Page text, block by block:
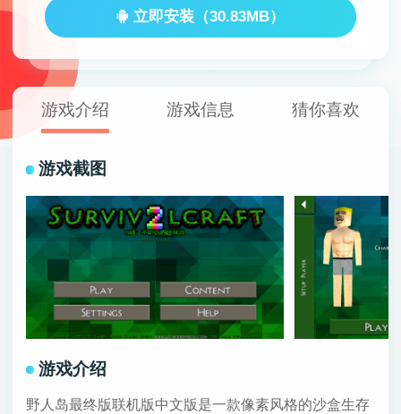
立即安装（30.83MB）
游戏介绍 游戏信息 猜你喜欢
游戏截图
游戏介绍
野人岛最终版联机版中文版是一款像素风格的沙盒生存